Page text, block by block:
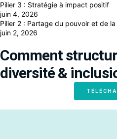
Pilier 3 : Stratégie à impact positif
juin 4, 2026
Pilier 2 : Partage du pouvoir et de
juin 2, 2026
Comment
diversité &